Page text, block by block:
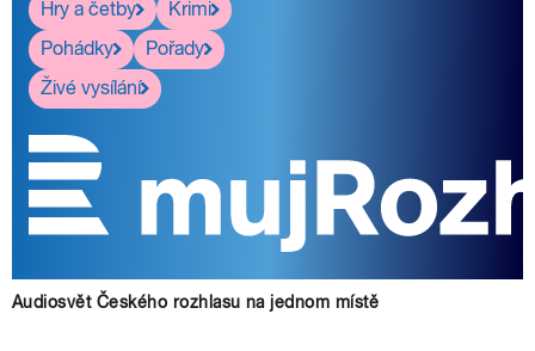
Hry a četby
Krimi
Pohádky
Pořady
Živé vysílání
Audiosvět Českého rozhlasu na jednom místě